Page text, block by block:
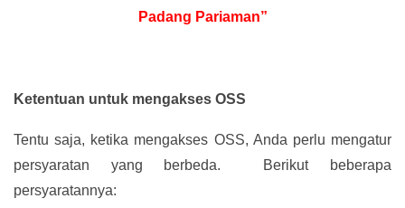
Padang Pariaman”
Ketentuan untuk mengakses OSS
Tentu saja, ketika mengakses OSS, Anda perlu mengatur
persyaratan yang berbeda. Berikut beberapa
persyaratannya: